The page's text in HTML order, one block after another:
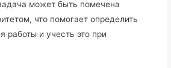
может быть помечена
что помогает определить
работы и учесть это при